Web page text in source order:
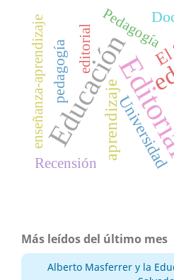
Educación
aprendizajeUniversidad
pedagogía
enseñanza-aprendizaje Pedagogía
editorial
Recensión
Más leídos del último mes
Alberto Masferrer y la